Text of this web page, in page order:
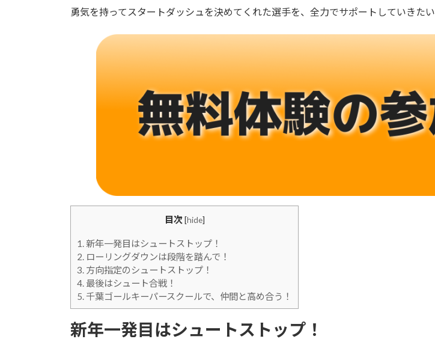
勇気を持ってスタートダッシュを決めてくれた選手を、全力でサポートしていきたい
目次 [hide]
1. 新年一発目はシュートストップ！
2. ローリングダウンは段階を踏んで！
3. 方向指定のシュートストップ！
4. 最後はシュート合戦！
5.千葉ゴールキーパースクールで、仲間と高め合う！
新年一発目はシュートストップ！